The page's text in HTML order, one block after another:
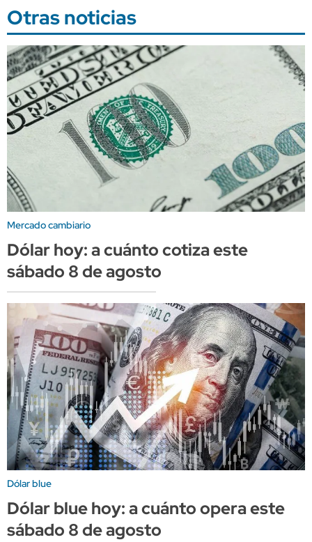
Otras noticias
Mercado cambiario
Dólar hoy: a cuánto cotiza este
sábado 8 de agosto
Dólar blue
Dólar blue hoy: a cuánto opera este
sábado 8 de agosto